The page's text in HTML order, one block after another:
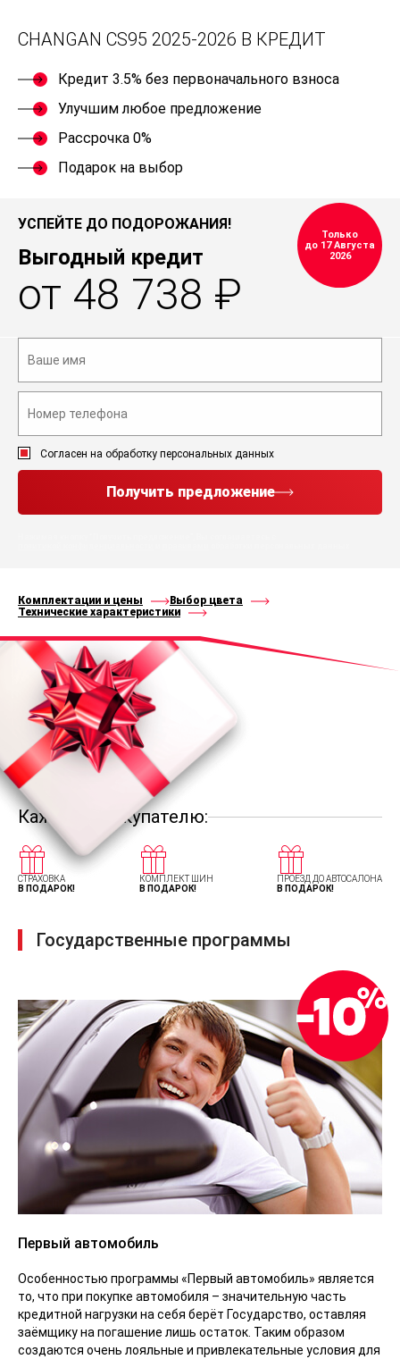
CHANGAN CS95 2025-2026 В КРЕДИТ
Кредит 3.5% без первоначального взноса
Улучшим любое предложение
Рассрочка 0%
Подарок на выбор
УСПЕЙТЕ ДО ПОДОРОЖАНИЯ!
Выгодный кредит
от 48 738 ₽
Только
до 17 Августа
2026
Согласен на обработку персональных данных
Получить предложение
Комплектации и цены
Выбор цвета
Технические характеристики
Каждому покупателю:
СТРАХОВКА
В ПОДАРОК!
КОМПЛЕКТ ШИН
В ПОДАРОК!
ПРОЕЗД ДО АВТОСАЛОНА
В ПОДАРОК!
Государственные программы
Первый автомобиль
Особенностью программы «Первый автомобиль» является
то, что при покупке автомобиля – значительную часть
кредитной нагрузки на себя берёт Государство, оставляя
заёмщику на погашение лишь остаток. Таким образом
создаются очень лояльные и привлекательные условия для